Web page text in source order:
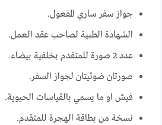
جواز سفر ساري المفعول.
الشهادة الطبية لصاحب عقد العمل.
عدد 2 صورة للمتقدم بخلفية بيضاء.
صورتان ضوئيتان لجواز السفر.
فيش او ما يسمي بالقياسات الحيوية.
نسخة من بطاقة الهجرة للمتقدم.